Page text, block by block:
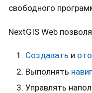
свободного
NextGIS Web
Создавать и
Выполнять
Управлять